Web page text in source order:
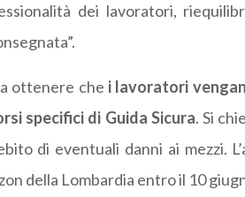
dei lavoratori,
ottenere che i lavoratori
specifici di Guida Sicura. Si
di eventuali danni ai mezzi.
della Lombardia entro il 10